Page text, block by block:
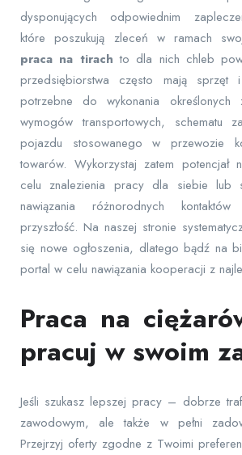
dysponujących odpowiednim
które poszukują zleceń w ramach
praca na tirach to dla nich chleb
przedsiębiorstwa często mają sprzęt
potrzebne do wykonania
wymogów transportowych, schematu
pojazdu stosowanego w przewozie
towarów. Wykorzystaj zatem potencjał
celu znalezienia pracy dla siebie lub
nawiązania różnorodnych
przyszłość. Na naszej stronie
się nowe ogłoszenia, dlatego bądź na
portal w celu nawiązania kooperacji z
Praca na
pracuj w swoim
Jeśli szukasz lepszej pracy – dobrze
zawodowym, ale także w pełni
Przejrzyj oferty zgodne z Twoimi